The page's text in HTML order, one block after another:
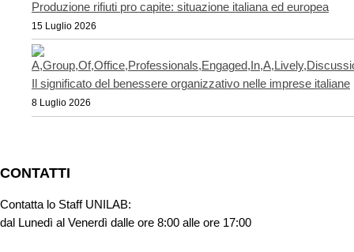
Produzione rifiuti pro capite: situazione italiana ed europea
15 Luglio 2026
Il significato del benessere organizzativo nelle imprese italiane
8 Luglio 2026
CONTATTI
Contatta lo Staff UNILAB:
dal Lunedì al Venerdì dalle ore 8:00 alle ore 17:00